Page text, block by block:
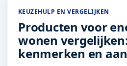
KEUZEHULP EN VERGELIJKEN
Producten voor
wonen
kenmerken en